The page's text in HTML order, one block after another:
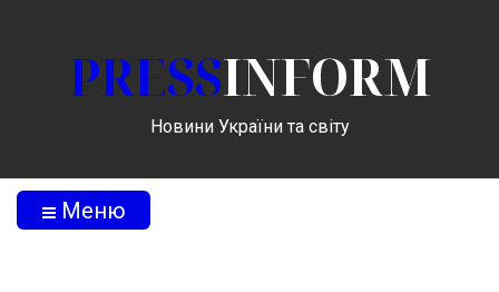
PRESSINFORM
Новини України та світу
Меню